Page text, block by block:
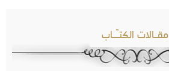
مقـالات الكتـّـاب